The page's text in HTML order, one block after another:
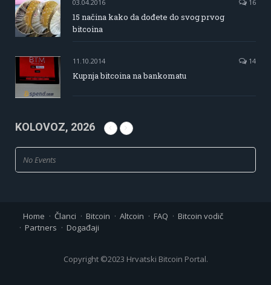
03.04.2016 16
15 načina kako da dođete do svog prvog
bitcoina
11.10.2014 14
Kupnja bitcoina na bankomatu
KOLOVOZ, 2026
No Events
Home Članci Bitcoin Altcoin FAQ
Bitcoin vodič
Partners
Događaji
Copyright ©2023 Hrvatski Bitcoin Portal.